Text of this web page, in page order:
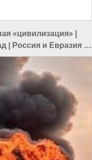
«цивилизация»
Россия и Евразия |